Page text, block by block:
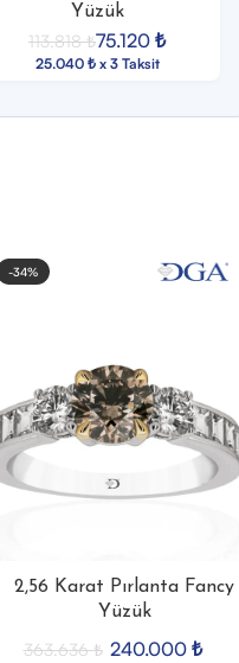
Yüzük
113.818₺75.120 ₺
25.040 ₺ x 3 Taksit
-34%
2,56 Karat Pırlanta Fancy
Yüzük
363.636₺ 240.000 ₺